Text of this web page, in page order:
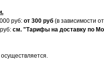
руб: от 300 руб (в зависимости
см. "Тарифы на доставку по